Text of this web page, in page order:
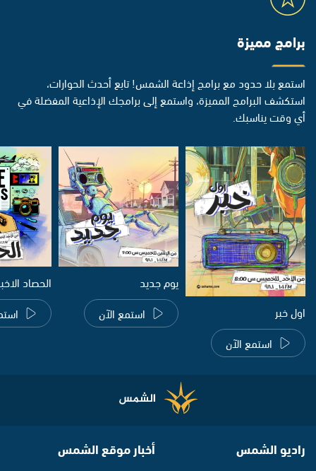
برامج مميزة
استمع بلا حدود مع برامج إذاعة الشمس! تابع أحدث الحوارات،
استكشف البرامج المميزة، واستمع إلى برامجك الإذاعية المفضلة في
أي وقت يناسبك.
اول خبر
استمع الآن
يوم جديد
استمع الآن
الحصاد
راديو الشمس أخبار موقع الشمس